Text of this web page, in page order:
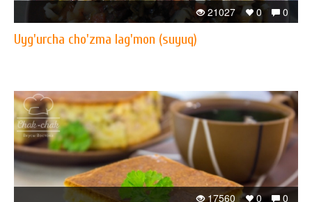
0
0
21027
Uyg'urcha cho'zma lag'mon (suyuq)
0
0
17560